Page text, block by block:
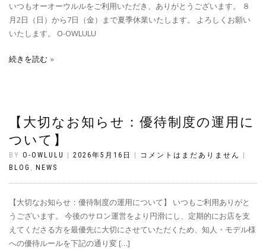
いつもオーオーウルルをご利用いただき、ありがとうございます。 ８
月2日（日）から7日（金）まで夏季休業いたします。 よろしくお願い
いたします。 O-OWLULU
続きを読む
【大切なお知らせ：優待制度の運用に
ついて】
BY O-OWLULU 2026年5月16日 コメントはまだありません
BLOG , NEWS
【大切なお知らせ：優待制度の運用について】 いつもご利用ありがと
うございます。 今後のサロン運営をより円滑にし、定期的にお店を支
えてくださる方を最優先に大切にさせていただくため、知人・モデル様
への優待ルールを下記の通り変 […]